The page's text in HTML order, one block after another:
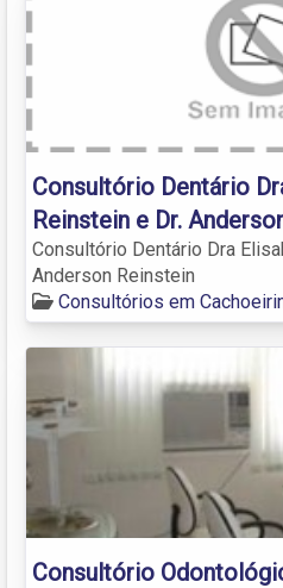
Consultório Dentário
Reinstein e Dr.
Consultório Dentário Dra
Anderson Reinstein
Consultórios em
Consultório